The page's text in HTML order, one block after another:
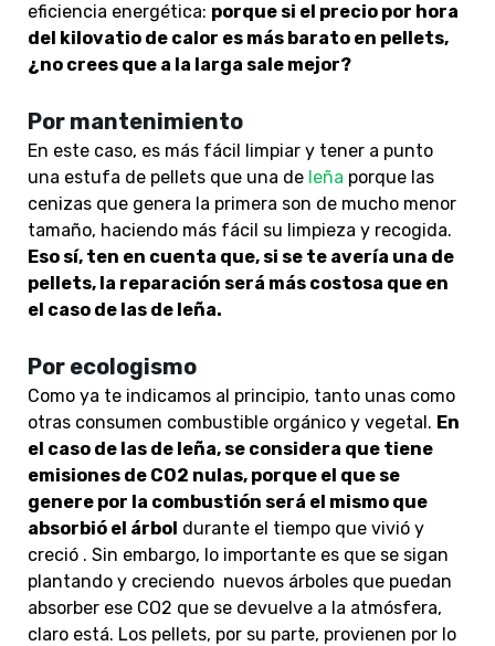
eficiencia energética: porque si el precio por hora
del kilovatio de calor es más barato en pellets,
¿no crees que a la larga sale mejor?
Por mantenimiento
En este caso, es más fácil limpiar y tener a punto
una estufa de pellets que una de leña porque las
cenizas que genera la primera son de mucho menor
tamaño, haciendo más fácil su limpieza y recogida.
Eso sí, ten en cuenta que, si se te avería una de
pellets, la reparación será más costosa que en
el caso de las de leña.
Por ecologismo
Como ya te indicamos al principio, tanto unas como
otras consumen combustible orgánico y vegetal. En
el caso de las de leña, se considera que tiene
emisiones de CO2 nulas, porque el que se
genere por la combustión será el mismo que
absorbió el árbol durante el tiempo que vivió y
creció . Sin embargo, lo importante es que se sigan
plantando y creciendo nuevos árboles que puedan
absorber ese CO2 que se devuelve a la atmósfera,
claro está. Los pellets, por su parte, provienen por lo